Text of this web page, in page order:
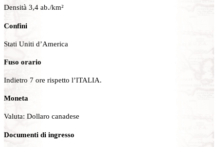
Densità 3,4 ab./km²
Confini
Stati Uniti d’America
Fuso orario
Indietro 7 ore rispetto l’ITALIA.
Moneta
Valuta: Dollaro canadese
Documenti di ingresso